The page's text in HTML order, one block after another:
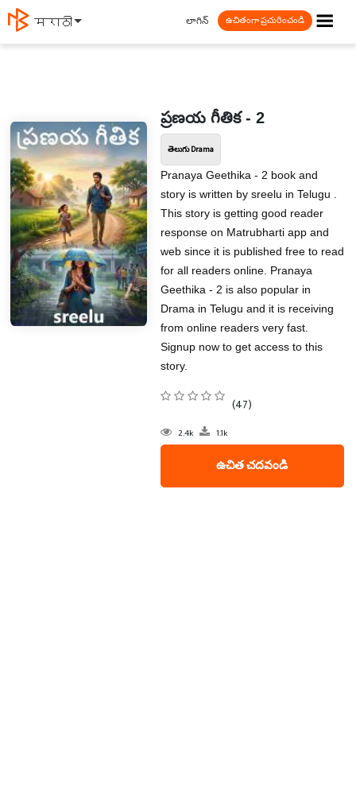
मराठी ☰
లాగిన్ ఉచితంగా ప్రచురించండి
ప్రణయ గీతిక - 2
తెలుగు Drama
Pranaya Geethika - 2 book and
story is written by sreelu in Telugu .
This story is getting good reader
response on Matrubharti app and
web since it is published free to read
for all readers online. Pranaya
Geethika - 2 is also popular in
Drama in Telugu and it is receiving
from online readers very fast.
Signup now to get access to this
story.
(47)
2.4k 1.1k
ఉచిత చదవండి